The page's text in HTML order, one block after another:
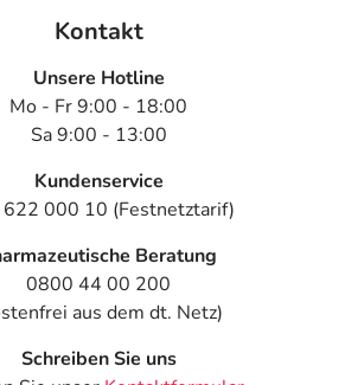
Kontakt
Unsere Hotline
Mo - Fr 9:00 - 18:00
Sa 9:00 - 13:00
Kundenservice
000 10 (Festnetztarif)
Beratung
0800 44 00 200
aus dem dt. Netz)
Schreiben Sie uns